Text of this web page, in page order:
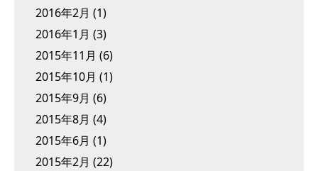
2016年2月 (1)
2016年1月 (3)
2015年11月 (6)
2015年10月 (1)
2015年9月 (6)
2015年8月 (4)
2015年6月 (1)
2015年2月 (22)